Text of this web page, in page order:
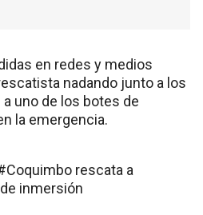
en redes y medios
nadando junto a los
uno de los botes de
la emergencia.
rescata a
inmersión